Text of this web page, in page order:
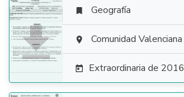

 Geografía
 Comunidad Valenciana
 Extraordinaria de 2016